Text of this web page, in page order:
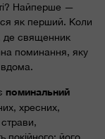
Найперше —
як перший. Коли
де священник
поминання, яку
поминальний
хресних,
страви,
покійного: його